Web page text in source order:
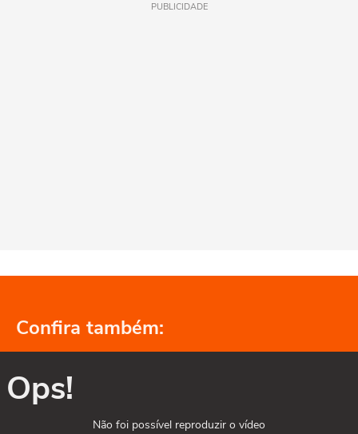
PUBLICIDADE
Confira também:
Ops!
Não foi possível reproduzir o vídeo